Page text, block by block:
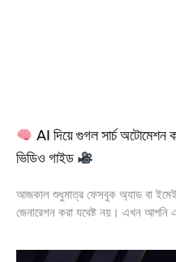
AI দিয়ে গুগল সার্চ অটোমেশন
ভিডিও গাইড
আজকাল শুধুমাত্র ফেসবুক অ্যাড বা
জেনারেশন করা যথেষ্ট নয়। এখন